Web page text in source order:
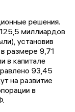
решения.
миллиардов
установив
размере 9,71
в капитале
93,45
на развитие
в